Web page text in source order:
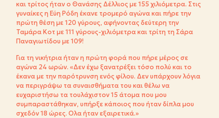
και τρίτος ήταν ο Θανάσης Δέλλιος με 155 χιλιόμετρα. Στις
γυναίκες η Εύη Ρόδη έκανε τρομερό αγώνα και πήρε την
πρώτη θέση με 120 γύρους, αφήνοντας δεύτερη την
Ταμάρα Κοτ με 111 γύρους-χιλιόμετρα και τρίτη τη Σάρα
Παναγιωτίδου με 109!
Για τη νικήτρια ήταν η πρώτη φορά που πήρε μέρος σε
αγώνα 24 ωρών. «Δεν έχω ξανατρέξει τόσο πολύ και το
έκανα με την παρότρυνση ενός φίλου. Δεν υπάρχουν λόγια
να περιγράψω τα συναισθήματα του και θέλω να
ευχαριστήσω τα τουλάχιστον 15 άτομα που μου
συμπαραστάθηκαν, υπήρξε κάποιος που ήταν δίπλα μου
σχεδόν 18 ώρες. Ολα ήταν εξαιρετικά.»